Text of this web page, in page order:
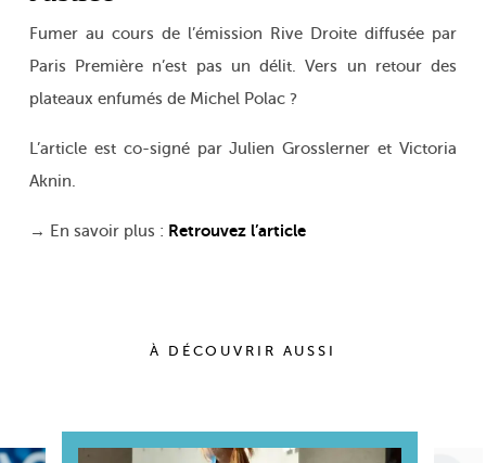
Fumer au cours de l’émission Rive Droite diffusée par
Paris Première n’est pas un délit. Vers un retour des
plateaux enfumés de Michel Polac ?
L’article est co-signé par Julien Grosslerner et Victoria
Aknin.
→ En savoir plus : Retrouvez l’article
À DÉCOUVRIR AUSSI